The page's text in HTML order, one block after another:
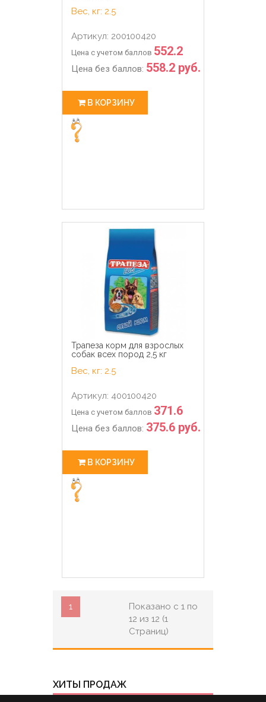
Вес, кг: 2.5
Артикул: 200100420
Цена с учетом баллов 552.2
Цена без баллов: 558.2 руб.
В КОРЗИНУ
Трапеза корм для взрослых
собак всех пород 2,5 кг
Вес, кг: 2.5
Артикул: 400100420
Цена с учетом баллов 371.6
Цена без баллов: 375.6 руб.
В КОРЗИНУ
1
Показано с 1 по
12 из 12 (1
Страниц)
ХИТЫ ПРОДАЖ